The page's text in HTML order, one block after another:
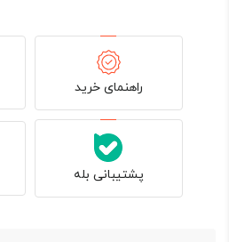
راهنمای خرید
پشتیبانی بله